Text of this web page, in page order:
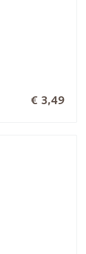
€ 3,49